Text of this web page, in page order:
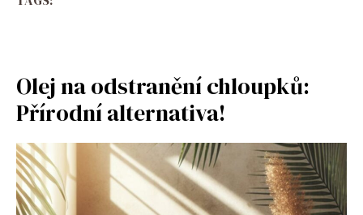
Olej na odstranění chloupků:
Přírodní alternativa!